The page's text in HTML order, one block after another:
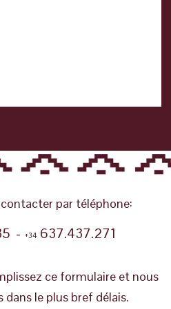
par téléphone:
- +34 637.437.271
ce formulaire et nous
le plus bref délais.